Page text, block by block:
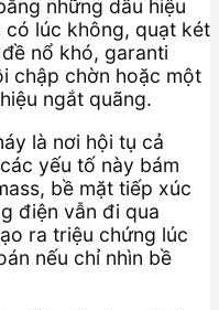
những dấu hiệu
có lúc không, quạt két
nổ khó, garanti
chập chờn hoặc một
ngắt quãng.
là nơi hội tụ cả
yếu tố này bám
bề mặt tiếp xúc
điện vẫn đi qua
ra triệu chứng lúc
nếu chỉ nhìn bề